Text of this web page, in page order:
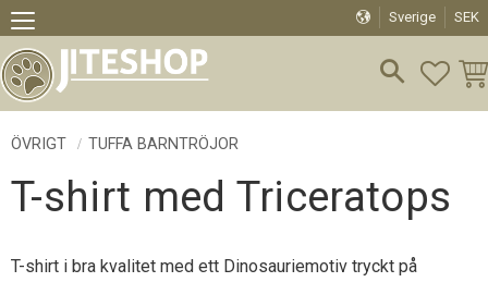
Meny
Sverige SEK
ÖVRIGT TUFFA BARNTRÖJOR
T-shirt med Triceratops
T-shirt i bra kvalitet med ett Dinosauriemotiv tryckt på